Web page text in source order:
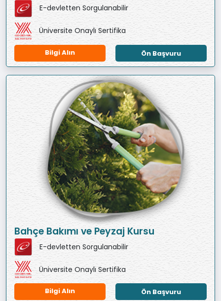
E-devletten Sorgulanabilir
Üniversite Onaylı Sertifika
Bilgi Alın Ön Başvuru
Bahçe Bakımı ve Peyzaj Kursu
E-devletten Sorgulanabilir
Üniversite Onaylı Sertifika
Bilgi Alın Ön Başvuru